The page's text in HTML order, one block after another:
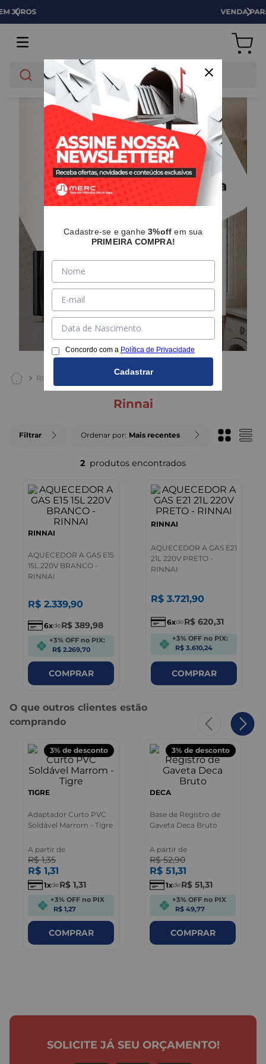
O que você está buscando?
RINNAI
rinnai
Filtrar Ordenar por Mais recentes
2
RINNAI
AQUECEDOR A GAS E15
15L 220V BRANCO -
RINNAI
R$ 2.339,90
6 deR$ 389,98
+3% OFF no PIX:
R$ 2.269,70
COMPRAR
RINNAI
AQUECEDOR A GAS E21
21L 220V PRETO -
RINNAI
R$ 3.721,90
6 deR$ 620,31
+3% OFF no PIX:
R$ 3.610,24
COMPRAR
O que outros clientes estão
comprando
3% de desconto
TIGRE
Adaptador Curto PVC
Soldável Marrom - Tigre
A partir de
R$ 1,35
R$ 1,31
1 deR$ 1,31
+3% OFF no PIX
R$ 1,27
COMPRAR
3% de desconto
DECA
Base de Registro de
Gaveta Deca Bruto
A partir de
R$ 52,90
R$ 51,31
1 deR$ 51,31
+3% OFF no PIX
R$ 49,77
COMPRAR
SOLICITE JÁ SEU ORÇAMENTO!
Cadastre-se e ganhe3%off em sua
PRIMEIRA COMPRA!
Concordo com a Política de Privacidade
Cadastrar